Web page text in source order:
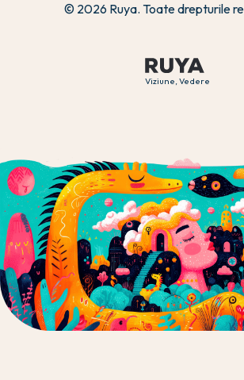
Viziune, Vedere
© 2026 Ruya. Toate drepturile